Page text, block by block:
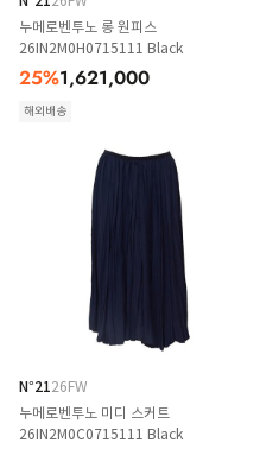
누메로벤투노 롱 원피스
26IN2M0H0715111 Black
25%1,621,000
해외배송
N°2126FW
누메로벤투노 미디 스커트
26IN2M0C0715111 Black